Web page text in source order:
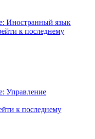
Иностранный язык
к последнему
Управление
к последнему